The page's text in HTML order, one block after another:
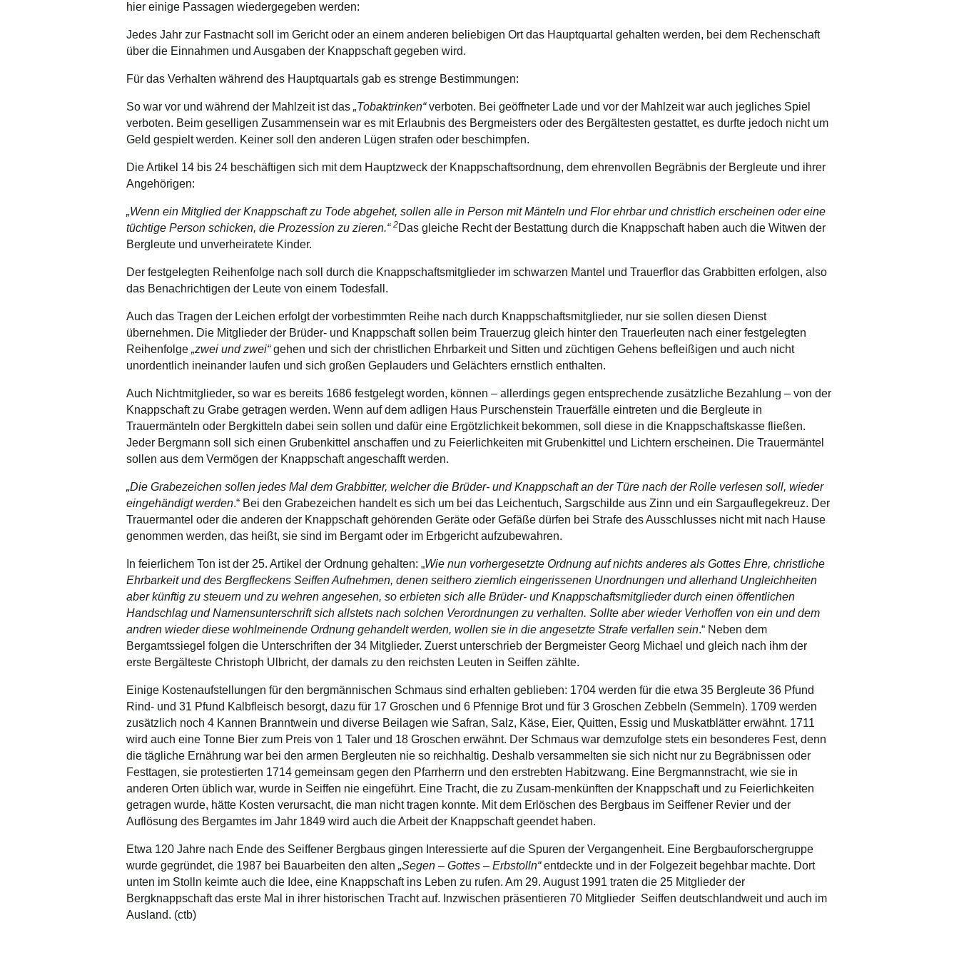
hier einige Passagen wiedergegeben werden:
Jedes Jahr zur Fastnacht soll im Gericht oder an einem anderen beliebigen Ort das Hauptquartal gehalten werden, bei dem Rechenschaft
über die Einnahmen und Ausgaben der Knappschaft gegeben wird.
Für das Verhalten während des Hauptquartals gab es strenge Bestimmungen:
So war vor und während der Mahlzeit ist das „Tobaktrinken“verboten. Bei geöffneter Lade und vor der Mahlzeit war auch jegliches Spiel
verboten. Beim geselligen Zusammensein war es mit Erlaubnis des Bergmeisters oder des Bergältesten gestattet, es durfte jedoch nicht um
Geld gespielt werden. Keiner soll den anderen Lügen strafen oder beschimpfen.
Die Artikel 14 bis 24 beschäftigen sich mit dem Hauptzweck der Knappschaftsordnung, dem ehrenvollen Begräbnis der Bergleute und ihrer
Angehörigen:
„Wenn ein Mitglied der Knappschaft zu Tode abgehet, sollen alle in Person mit Mänteln und Flor ehrbar und christlich erscheinen oder eine
tüchtige Person schicken, die Prozession zu zieren.“ 2Das gleiche Recht der Bestattung durch die Knappschaft haben auch die Witwen der
Bergleute und unverheiratete Kinder.
Der festgelegten Reihenfolge nach soll durch die Knappschaftsmitglieder im schwarzen Mantel und Trauerflor das Grabbitten erfolgen, also
das Benachrichtigen der Leute von einem Todesfall.
Auch das Tragen der Leichen erfolgt der vorbestimmten Reihe nach durch Knappschaftsmitglieder, nur sie sollen diesen Dienst
übernehmen. Die Mitglieder der Brüder- und Knappschaft sollen beim Trauerzug gleich hinter den Trauerleuten nach einer festgelegten
Reihenfolge „zwei und zwei“gehen und sich der christlichen Ehrbarkeit und Sitten und züchtigen Gehens befleißigen und auch nicht
unordentlich ineinander laufen und sich großen Geplauders und Gelächters ernstlich enthalten.
Auch Nichtmitglieder, so war es bereits 1686 festgelegt worden, können – allerdings gegen entsprechende zusätzliche Bezahlung – von der
Knappschaft zu Grabe getragen werden. Wenn auf dem adligen Haus Purschenstein Trauerfälle eintreten und die Bergleute in
Trauermänteln oder Bergkitteln dabei sein sollen und dafür eine Ergötzlichkeit bekommen, soll diese in die Knappschaftskasse fließen.
Jeder Bergmann soll sich einen Grubenkittel anschaffen und zu Feierlichkeiten mit Grubenkittel und Lichtern erscheinen. Die Trauermäntel
sollen aus dem Vermögen der Knappschaft angeschafft werden.
„Die Grabezeichen sollen jedes Mal dem Grabbitter, welcher die Brüder- und Knappschaft an der Türe nach der Rolle verlesen soll, wieder
eingehändigt werden.“ Bei den Grabezeichen handelt es sich um bei das Leichentuch, Sargschilde aus Zinn und ein Sargauflegekreuz. Der
Trauermantel oder die anderen der Knappschaft gehörenden Geräte oder Gefäße dürfen bei Strafe des Ausschlusses nicht mit nach Hause
genommen werden, das heißt, sie sind im Bergamt oder im Erbgericht aufzubewahren.
In feierlichem Ton ist der 25. Artikel der Ordnung gehalten: „Wie nun vorhergesetzte Ordnung auf nichts anderes als Gottes Ehre, christliche
Ehrbarkeit und des Bergfleckens Seiffen Aufnehmen, denen seithero ziemlich eingerissenen Unordnungen und allerhand Ungleichheiten
aber künftig zu steuern und zu wehren angesehen, so erbieten sich alle Brüder- und Knappschaftsmitglieder durch einen öffentlichen
Handschlag und Namensunterschrift sich allstets nach solchen Verordnungen zu verhalten. Sollte aber wieder Verhoffen von ein und dem
andren wieder diese wohlmeinende Ordnung gehandelt werden, wollen sie in die angesetzte Strafe verfallen sein.“ Neben dem
Bergamtssiegel folgen die Unterschriften der 34 Mitglieder. Zuerst unterschrieb der Bergmeister Georg Michael und gleich nach ihm der
erste Bergälteste Christoph Ulbricht, der damals zu den reichsten Leuten in Seiffen zählte.
Einige Kostenaufstellungen für den bergmännischen Schmaus sind erhalten geblieben: 1704 werden für die etwa 35 Bergleute 36 Pfund
Rind- und 31 Pfund Kalbfleisch besorgt, dazu für 17 Groschen und 6 Pfennige Brot und für 3 Groschen Zebbeln (Semmeln). 1709 werden
zusätzlich noch 4 Kannen Branntwein und diverse Beilagen wie Safran, Salz, Käse, Eier, Quitten, Essig und Muskatblätter erwähnt. 1711
wird auch eine Tonne Bier zum Preis von 1 Taler und 18 Groschen erwähnt. Der Schmaus war demzufolge stets ein besonderes Fest, denn
die tägliche Ernährung war bei den armen Bergleuten nie so reichhaltig. Deshalb versammelten sie sich nicht nur zu Begräbnissen oder
Festtagen, sie protestierten 1714 gemeinsam gegen den Pfarrherrn und den erstrebten Habitzwang. Eine Bergmannstracht, wie sie in
anderen Orten üblich war, wurde in Seiffen nie eingeführt. Eine Tracht, die zu Zusam-menkünften der Knappschaft und zu Feierlichkeiten
getragen wurde, hätte Kosten verursacht, die man nicht tragen konnte. Mit dem Erlöschen des Bergbaus im Seiffener Revier und der
Auflösung des Bergamtes im Jahr 1849 wird auch die Arbeit der Knappschaft geendet haben.
Etwa 120 Jahre nach Ende des Seiffener Bergbaus gingen Interessierte auf die Spuren der Vergangenheit. Eine Bergbauforschergruppe
wurde gegründet, die 1987 bei Bauarbeiten den alten „Segen – Gottes – Erbstolln“entdeckte und in der Folgezeit begehbar machte. Dort
unten im Stolln keimte auch die Idee, eine Knappschaft ins Leben zu rufen. Am 29. August 1991 traten die 25 Mitglieder der
Bergknappschaft das erste Mal in ihrer historischen Tracht auf. Inzwischen präsentieren 70 Mitglieder Seiffen deutschlandweit und auch im
Ausland. (ctb)